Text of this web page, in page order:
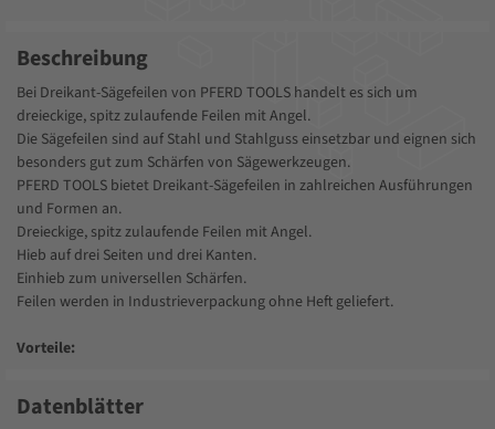
Beschreibung
Bei Dreikant-Sägefeilen von PFERD TOOLS handelt es sich um
dreieckige, spitz zulaufende Feilen mit Angel.
Die Sägefeilen sind auf Stahl und Stahlguss einsetzbar und eignen sich
besonders gut zum Schärfen von Sägewerkzeugen.
PFERD TOOLS bietet Dreikant-Sägefeilen in zahlreichen Ausführungen
und Formen an.
Dreieckige, spitz zulaufende Feilen mit Angel.
Hieb auf drei Seiten und drei Kanten.
Einhieb zum universellen Schärfen.
Feilen werden in Industrieverpackung ohne Heft geliefert.
Vorteile:
Lange Standzeit.
Datenblätter